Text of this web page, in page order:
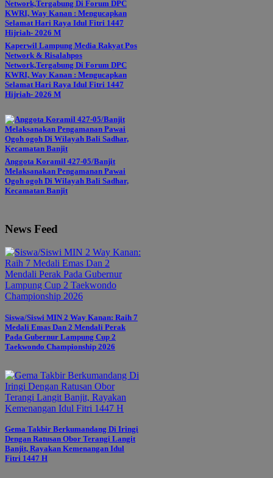
Kaperwil Lampung Media Rakyat Pos
Network & Risalahpos
Network,Tergabung Di Forum DPC
KWRI, Way Kanan : Mengucapkan
Selamat Hari Raya Idul Fitri 1447
Hijriah- 2026 M
Anggota Koramil 427-05/Banjit
Melaksanakan Pengamanan Pawai
Ogoh ogoh Di Wilayah Bali Sadhar,
Kecamatan Banjit
News Feed
Siswa/Siswi MIN 2 Way Kanan: Raih 7
Medali Emas Dan 2 Mendali Perak
Pada Gubernur Lampung Cup 2
Taekwondo Championship 2026
Gema Takbir Berkumandang Di Iringi
Dengan Ratusan Obor Terangi Langit
Banjit, Rayakan Kemenangan Idul
Fitri 1447 H